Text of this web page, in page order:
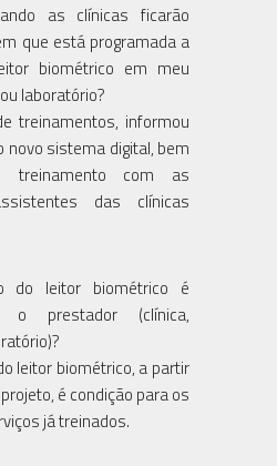
as clínicas ficarão
que está programada a
biométrico em meu
laboratório?
treinamentos, informou
novo sistema digital, bem
treinamento com as
das clínicas
do leitor biométrico é
o prestador (clínica,
leitor biométrico, a partir
é condição para os
já treinados.